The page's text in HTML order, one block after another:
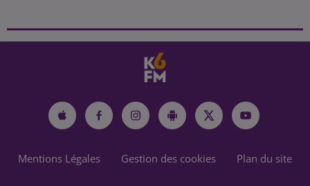
Mentions Légales Gestion des cookies Plan du site